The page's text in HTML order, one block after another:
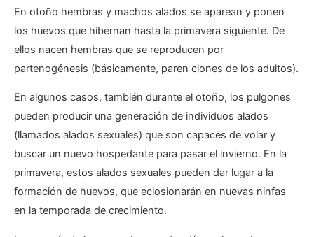
En otoño hembras y machos alados se aparean y ponen
los huevos que hibernan hasta la primavera siguiente. De
ellos nacen hembras que se reproducen por
partenogénesis (básicamente, paren clones de los adultos).
En algunos casos, también durante el otoño, los pulgones
pueden producir una generación de individuos alados
(llamados alados sexuales) que son capaces de volar y
buscar un nuevo hospedante para pasar el invierno. En la
primavera, estos alados sexuales pueden dar lugar a la
formación de huevos, que eclosionarán en nuevas ninfas
en la temporada de crecimiento.